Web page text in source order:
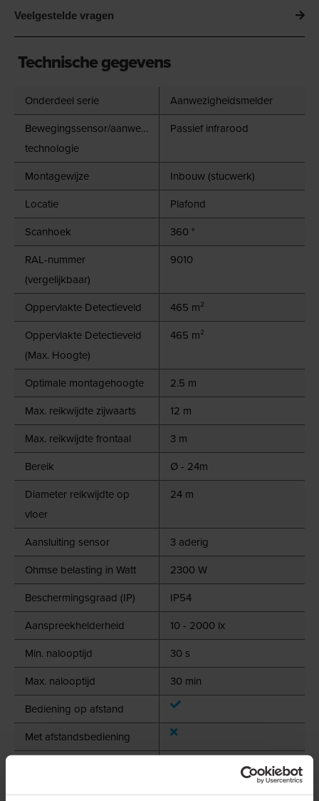
Veelgestelde vragen
Technische gegevens
Onderdeel serie
Aanwezigheidsmelder
Bewegingssensor/aanwezigheidsdetector
technologie
Passief infrarood
Montagewijze
Inbouw (stucwerk)
Locatie
Plafond
Scanhoek
360 °
RAL-nummer
(vergelijkbaar)
9010
Oppervlakte Detectieveld
465 m²
Oppervlakte Detectieveld
(Max. Hoogte)
465 m²
Optimale montagehoogte
2.5 m
Max. reikwijdte zijwaarts
12 m
Max. reikwijdte frontaal
3 m
Bereik
Ø - 24m
Diameter reikwijdte op
vloer
24 m
Aansluiting sensor
3 aderig
Ohmse belasting in Watt
2300 W
Beschermingsgraad (IP)
IP54
Aanspreekhelderheid
10 - 2000 lx
Min. nalooptijd
30 s
Max. nalooptijd
30 min
Bediening op afstand
Met afstandsbediening
HVAC-aansturing